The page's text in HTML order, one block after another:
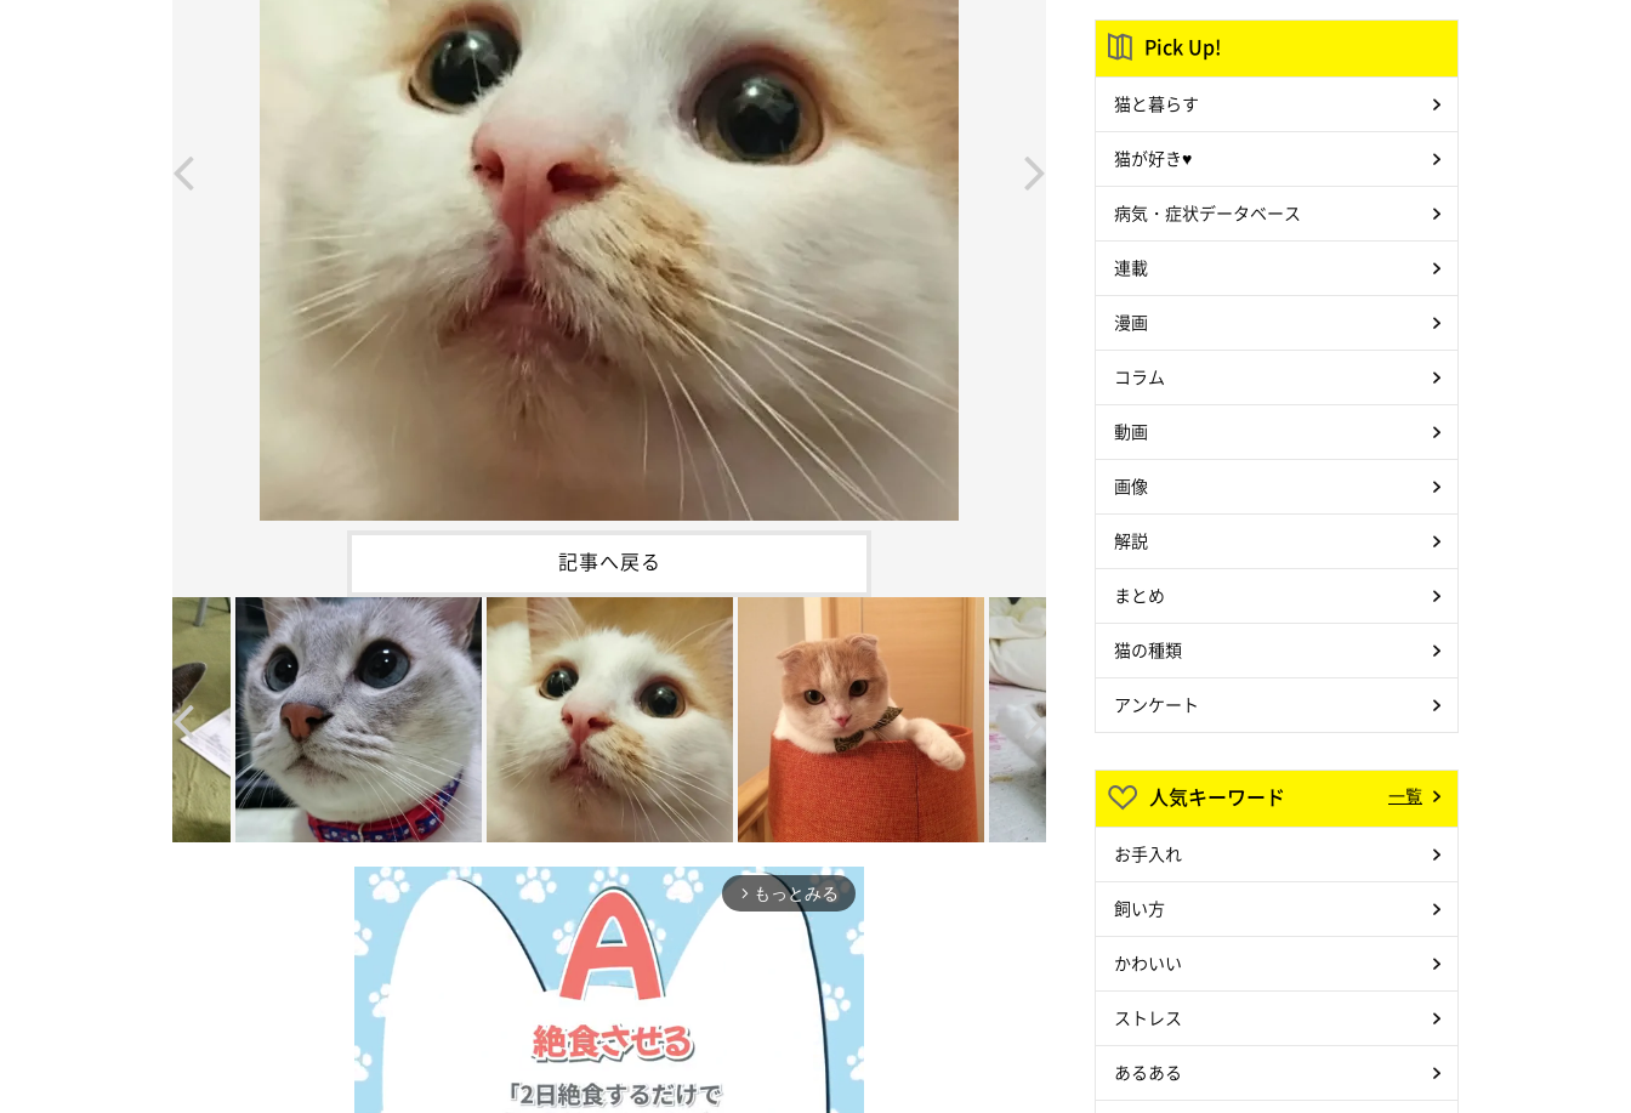
記事へ戻る
arrow_forward_ios もっとみる
Pick Up!
猫と暮らす
猫が好き♥
病気・症状データベース
連載
漫画
コラム
動画
画像
解説
まとめ
猫の種類
アンケート
人気キーワード 一覧
お手入れ
飼い方
かわいい
ストレス
あるある